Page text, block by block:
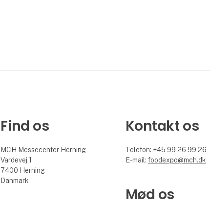
Find os
MCH Messecenter Herning
Vardevej 1
7400 Herning
Danmark
Kontakt os
Telefon: +45 99 26 99 26
E-mail: foodexpo@mch.dk
Mød os